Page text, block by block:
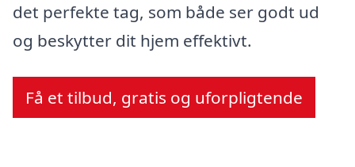
det perfekte tag, som både ser godt ud
og beskytter dit hjem effektivt.
Få et tilbud, gratis og uforpligtende